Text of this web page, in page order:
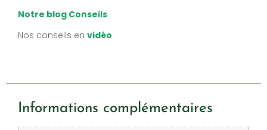
Notre blog Conseils
Nos conseils en vidéo
Informations complémentaires